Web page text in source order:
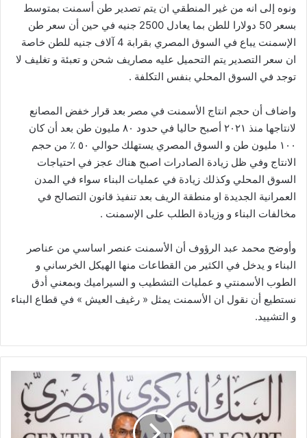
ونوه إلى انه من غير المنطقي ان يتم تصدير طن أسمنت بمتوسط
بسعر 50 دولارا للطن بما يعادل 2500 جنيه في حين أن سعر طن
الإسمنت يباع في السوق المصري بقرابة 4 آلاف جنيه للطن خاصة
ان سعر التصدير يتم التحميل عليه مصاريف شحن و تعبئة و تغليف لا
توجد في السوق المحلي بنفس التكلفة .
واضاف أن حجم انتاج الأسمنت في مصر بعد قرار خفض المصانع
لانتاجها منذ ٢٠٢١ أصبح حاليا في حدود ٨٠ مليون طن بعد أن كان
١٠٠ مليون طن و السوق المصري يستهلك حوالي ٥٠ ٪؜ من حجم
الانتاج وفي ظل زيادة الصادرات اصبح هناك عجز في احتياجات
السوق المحلي وكذلك زيادة في عمليات البناء سواء في المدن
العمرانية الجديدة او منطقة الريف بعد تنفيذ قانون التصالح في
مخالفات البناء و وزيادة الطلب على الإسمنت .
وأوضح محمد عبد الرؤوف أن الأسمنت عنصر اساسي من عناصر
البناء و يدخل في الكثير من القطاعات منها الهيكل الخرساني و
الطوب الأسمنتي و عمليات التشطيب و السيراميك وبمعني أدق
نستطيع أن نقول ان الأسمنت يمثل « رغيف العيش » في قطاع البناء
و التشييد.
نائب
لصندوق
النقد